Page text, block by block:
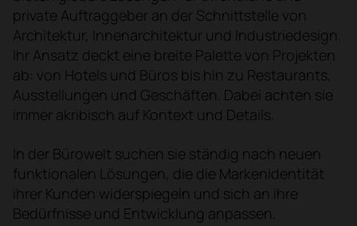
private Auftraggeber an der Schnittstelle von
Architektur, Innenarchitektur und Industriedesign.
Ihr Ansatz deckt eine breite Palette von Projekten
ab: von Hotels und Büros bis hin zu Restaurants,
Ausstellungen und Geschäften. Dabei achten sie
immer akribisch auf Kontext und Details.
In der Bürowelt suchen sie ständig nach neuen
funktionalen Lösungen, die die Markenidentität
ihrer Kunden widerspiegeln und sich an ihre
Bedürfnisse und Entwicklung anpassen.